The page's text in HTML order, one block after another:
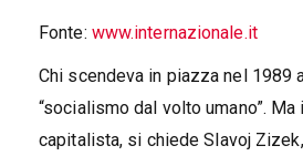
Fonte: www.internazionale.it
Chi scendeva in piazza nel 1989
“socialismo dal volto umano”.
capitalista, si chiede Slavoj